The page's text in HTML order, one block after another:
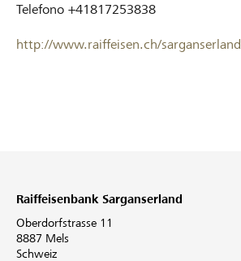
Telefono +41817253838
http://www.raiffeisen.ch/sarganserland
Raiffeisenbank Sarganserland
Oberdorfstrasse 11
8887 Mels
Schweiz